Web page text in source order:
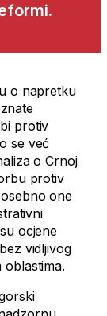
o napretku
protiv
se već
o Crnoj
protiv
one
ocjene
vidljivog